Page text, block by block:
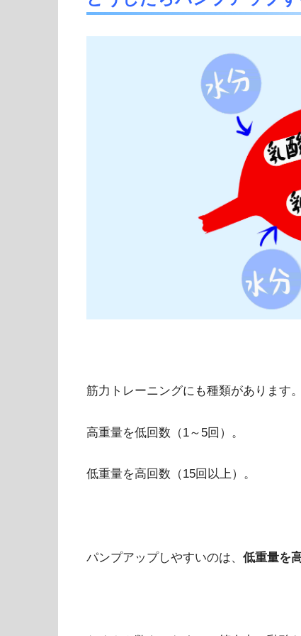
筋力トレーニングにも種類があります。
高重量を低回数（1～5回）。
低重量を高回数（15回以上）。
パンプアップしやすいのは、 低重量を